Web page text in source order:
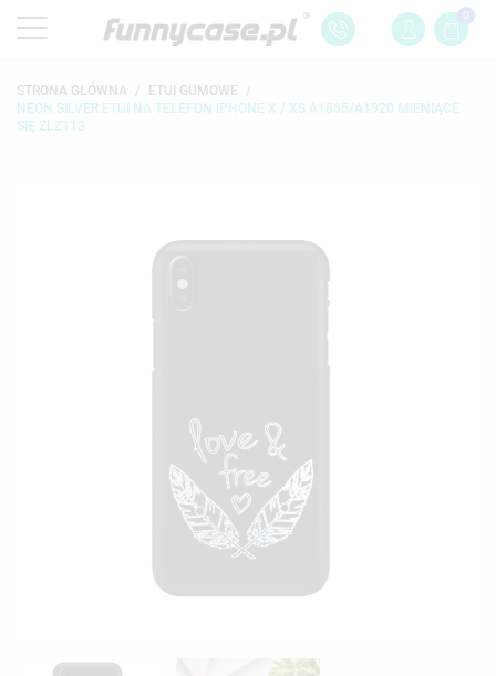
0
STRONA GŁÓWNA
ETUI GUMOWE
NEON SILVER ETUI NA TELEFON IPHONE X / XS A1865/A1920 MIENIĄCE
SIĘ ZLZ113